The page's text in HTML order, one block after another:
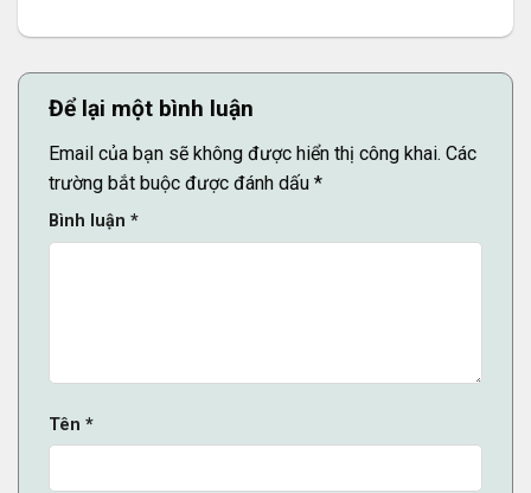
Để lại một bình luận
Email của bạn sẽ không được hiển thị công khai. Các
trường bắt buộc được đánh dấu *
Bình luận *
Tên *